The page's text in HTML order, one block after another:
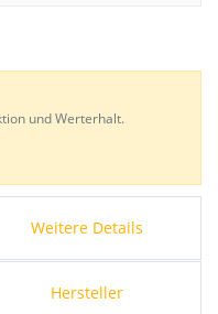
Weitere Details
Hersteller
und Werterhalt.